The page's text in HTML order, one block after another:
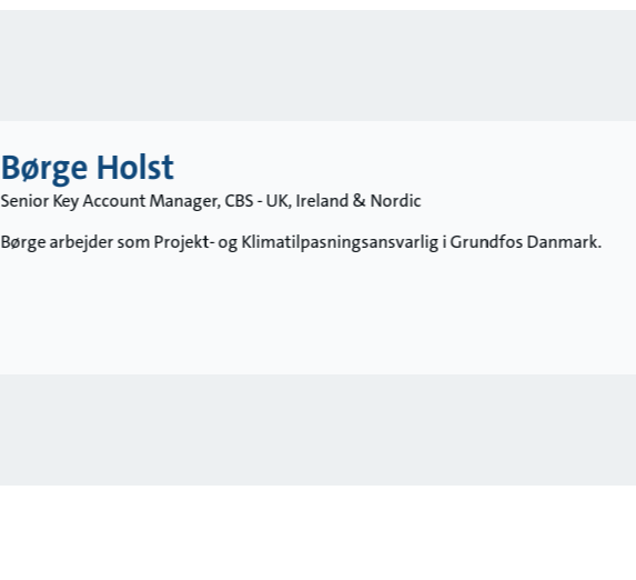
Børge Holst
Senior Key Account Manager, CBS - UK, Ireland & Nordic
Børge arbejder som Projekt- og Klimatilpasningsansvarlig i Grundfos Danmark.